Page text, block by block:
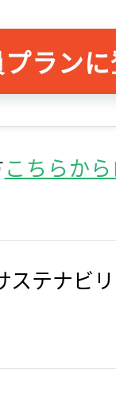
ラン
こちらか
ステナビ